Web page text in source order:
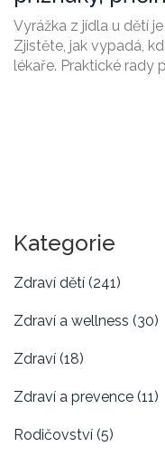
Vyrážka z jídla u dětí
Zjistěte, jak vypadá,
lékaře. Praktické rady
Kategorie
Zdraví dětí (241)
Zdraví a wellness (30)
Zdraví (18)
Zdraví a prevence (11)
Rodičovství (5)